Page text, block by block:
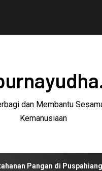
dan Membantu
Kemanusiaan
di Puspahiang